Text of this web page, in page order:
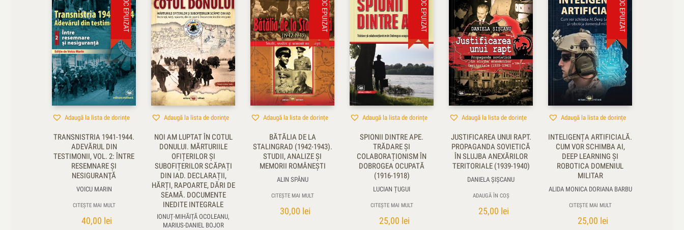
STOC EPUIZAT
Adaugă la lista de dorințe
TRANSNISTRIA 1941-1944.
ADEVĂRUL DIN
TESTIMONII, VOL. 2: ÎNTRE
RESEMNARE ŞI
NESIGURANŢĂ
VOICU MARIN
CITEȘTE MAI MULT
40,00 lei
Adaugă la lista de dorințe
NOI AM LUPTAT ÎN COTUL
DONULUI. MĂRTURIILE
OFIȚERILOR ȘI
SUBOFIȚERILOR SCĂPAȚI
DIN IAD. DECLARAȚII,
HĂRȚI, RAPOARTE, DĂRI DE
SEAMĂ. DOCUMENTE
INEDITE INTEGRALE
IONUȚ-MIHĂIȚĂ OCOLEANU,
MARIUS-DANIEL BOJOR
STOC EPUIZAT
Adaugă la lista de dorințe
BĂTĂLIA DE LA
STALINGRAD (1942-1943).
STUDII, ANALIZE ȘI
MEMORII ROMÂNEȘTI
ALIN SPÂNU
CITEȘTE MAI MULT
30,00 lei
STOC EPUIZAT
Adaugă la lista de dorințe
SPIONII DINTRE APE.
TRĂDARE ŞI
COLABORAȚIONISM ÎN
DOBROGEA OCUPATĂ
(1916-1918)
LUCIAN ȚUGUI
CITEȘTE MAI MULT
25,00 lei
Adaugă la lista de dorințe
JUSTIFICAREA UNUI RAPT.
PROPAGANDA SOVIETICĂ
ÎN SLUJBA ANEXĂRILOR
TERITORIALE (1939-1940)
DANIELA ŞIŞCANU
ADAUGĂ ÎN COȘ
25,00 lei
STOC EPUIZAT
Adaugă la lista de dorințe
INTELIGENȚA ARTIFICIALĂ.
CUM VOR SCHIMBA AI,
DEEP LEARNING ŞI
ROBOTICA DOMENIUL
MILITAR
ALIDA MONICA DORIANA BARBU
CITEȘTE MAI MULT
25,00 lei